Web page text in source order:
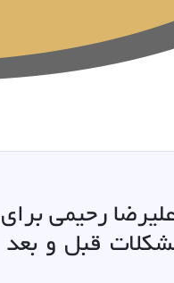
رحیمی
قبل و